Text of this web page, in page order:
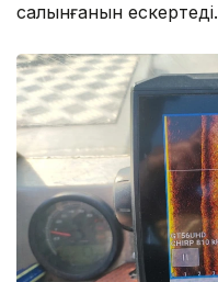
салынғанын ескертеді.